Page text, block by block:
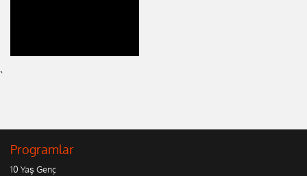
`
Programlar
10 Yaş Genç